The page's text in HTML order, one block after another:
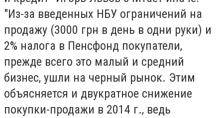
"Из-за введенных НБУ ограничений на
продажу (3000 грн в день в одни руки) и
2% налога в Пенсфонд покупатели,
прежде всего это малый и средний
бизнес, ушли на черный рынок. Этим
объясняется и двукратное снижение
покупки-продажи в 2014 г., ведь